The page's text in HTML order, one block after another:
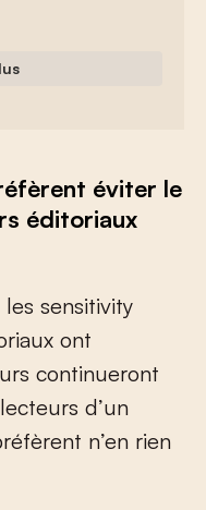
éviter le
éditoriaux
les sensitivity
riaux ont
urs continueront
lecteurs d’un
réfèrent n’en rien